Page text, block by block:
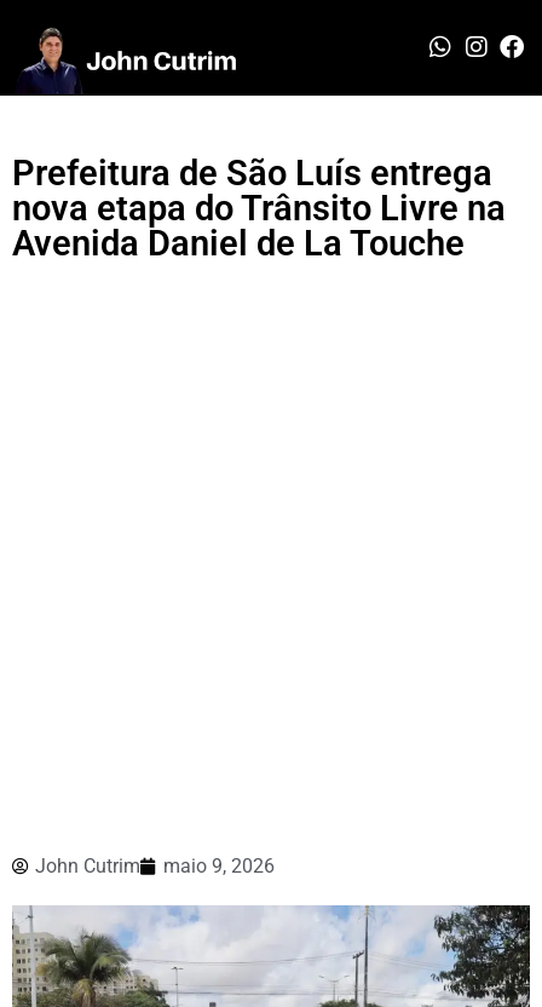
Prefeitura de São Luís entrega
nova etapa do Trânsito Livre na
Avenida Daniel de La Touche
John Cutrim maio 9, 2026